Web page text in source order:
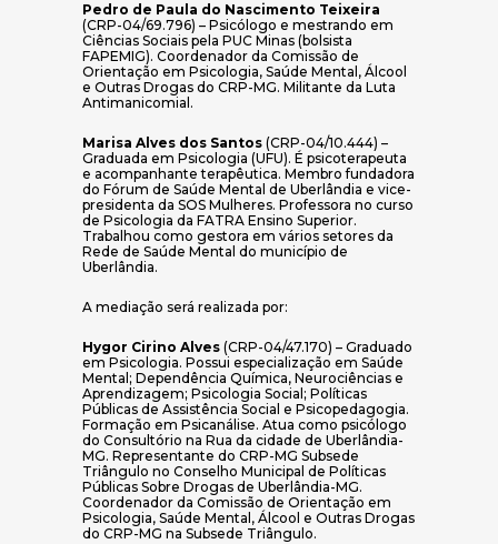
Pedro de Paula do Nascimento Teixeira
(CRP-04/69.796) – Psicólogo e mestrando em
Ciências Sociais pela PUC Minas (bolsista
FAPEMIG). Coordenador da Comissão de
Orientação em Psicologia, Saúde Mental, Álcool
e Outras Drogas do CRP-MG. Militante da Luta
Antimanicomial.
Marisa Alves dos Santos (CRP-04/10.444) –
Graduada em Psicologia (UFU). É psicoterapeuta
e acompanhante terapêutica. Membro fundadora
do Fórum de Saúde Mental de Uberlândia e vice-
presidenta da SOS Mulheres. Professora no curso
de Psicologia da FATRA Ensino Superior.
Trabalhou como gestora em vários setores da
Rede de Saúde Mental do município de
Uberlândia.
A mediação será realizada por:
Hygor Cirino Alves (CRP-04/47.170) – Graduado
em Psicologia. Possui especialização em Saúde
Mental; Dependência Química, Neurociências e
Aprendizagem; Psicologia Social; Políticas
Públicas de Assistência Social e Psicopedagogia.
Formação em Psicanálise. Atua como psicólogo
do Consultório na Rua da cidade de Uberlândia-
MG. Representante do CRP-MG Subsede
Triângulo no Conselho Municipal de Políticas
Públicas Sobre Drogas de Uberlândia-MG.
Coordenador da Comissão de Orientação em
Psicologia, Saúde Mental, Álcool e Outras Drogas
do CRP-MG na Subsede Triângulo.